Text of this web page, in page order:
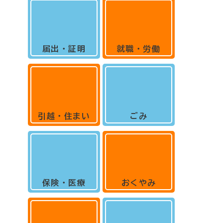
届出・証明
引越・住まい
保険・医療
就職・労働
ごみ
おくやみ